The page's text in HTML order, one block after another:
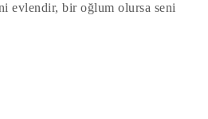
evlendir, bir oğlum olursa seni